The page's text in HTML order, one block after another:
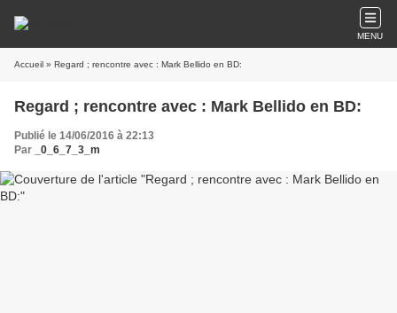
MENU
Accueil » Regard ; rencontre avec : Mark Bellido en BD:
Regard ; rencontre avec : Mark Bellido en BD:
Publié le 14/06/2016 à 22:13
Par
_0_6_7_3_m